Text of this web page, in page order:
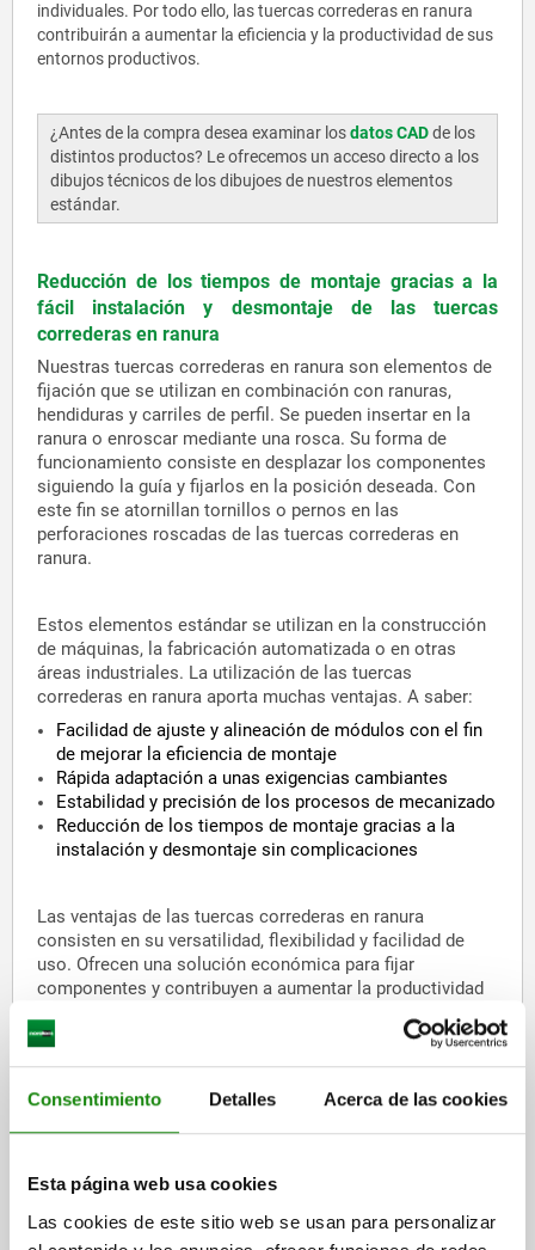
Consentimiento Detalles Acerca de las cookies
Esta página web usa cookies
Las cookies de este sitio web se usan para personalizar
individuales. Por todo ello, las tuercas correderas en ranura
contribuirán a aumentar la eficiencia y la productividad de sus
entornos productivos.
¿Antes de la compra desea examinar losdatos CADde los
distintos productos? Le ofrecemos un acceso directo a los
dibujos técnicos de los dibujoes de nuestros elementos
estándar.
Reducción de los tiempos de montaje gracias a la
fácil instalación y desmontaje de las tuercas
correderas en ranura
Nuestras tuercas correderas en ranura son elementos de
fijación que se utilizan en combinación con ranuras,
hendiduras y carriles de perfil. Se pueden insertar en la
ranura o enroscar mediante una rosca. Su forma de
funcionamiento consiste en desplazar los componentes
siguiendo la guía y fijarlos en la posición deseada. Con
este fin se atornillan tornillos o pernos en las
perforaciones roscadas de las tuercas correderas en
ranura.
Estos elementos estándar se utilizan en la construcción
de máquinas, la fabricación automatizada o en otras
áreas industriales. La utilización de las tuercas
correderas en ranura aporta muchas ventajas. A saber:
Facilidad de ajuste y alineación de módulos con el fin
de mejorar la eficiencia de montaje
Rápida adaptación a unas exigencias cambiantes
Estabilidad y precisión de los procesos de mecanizado
Reducción de los tiempos de montaje gracias a la
instalación y desmontaje sin complicaciones
Las ventajas de las tuercas correderas en ranura
consisten en su versatilidad, flexibilidad y facilidad de
uso. Ofrecen una solución económica para fijar
componentes y contribuyen a aumentar la productividad
Versatilidad de aplicaciones – Las tuercas
La gama de norelem incluye seis productos distintos en
esta categoría. Los productos no solo se diferencian en
la denominación, sino sobre todo en la versión y el